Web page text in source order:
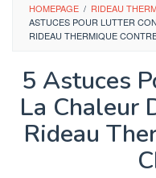
HOMEPAGE / RIDEAU
ASTUCES POUR LUTTER
RIDEAU THERMIQUE
5 Astuces
La Chaleur
Rideau